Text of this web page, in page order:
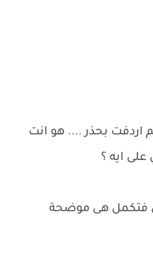
اردفت بحذر .... هو انت
على ايه ؟
فتكمل هى موضحة